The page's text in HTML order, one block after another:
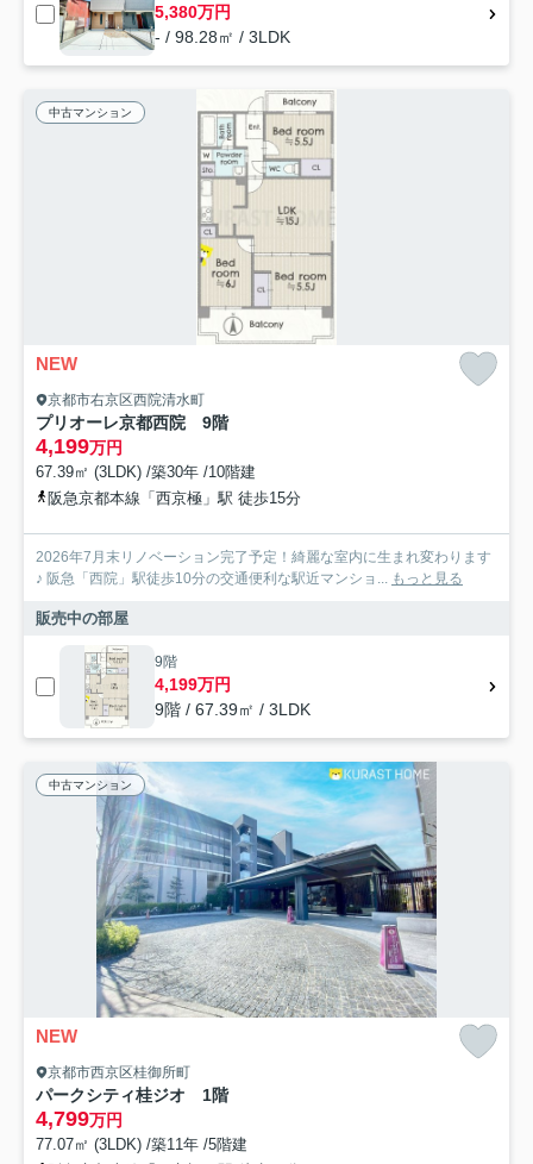
5,380万円
- / 98.28㎡ / 3LDK
中古マンション
NEW
京都市右京区西院清水町
プリオーレ京都西院 9階
4,199万円
67.39㎡ (3LDK) /築30年 /10階建
阪急京都本線「西京極」駅 徒歩15分
2026年7月末リノベーション完了予定！綺麗な室内に生まれ変わります
♪ 阪急「西院」駅徒歩10分の交通便利な駅近マンショ... もっと見る
販売中の部屋
9階
4,199万円
9階 / 67.39㎡ / 3LDK
中古マンション
NEW
京都市西京区桂御所町
パークシティ桂ジオ 1階
4,799万円
77.07㎡ (3LDK) /築11年 /5階建